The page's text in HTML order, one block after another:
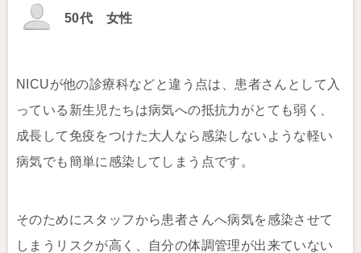
50代 女性
NICUが他の診療科などと違う点は、患者さんとして入
っている新生児たちは病気への抵抗力がとても弱く、
成長して免疫をつけた大人なら感染しないような軽い
病気でも簡単に感染してしまう点です。
そのためにスタッフから患者さんへ病気を感染させて
しまうリスクが高く、自分の体調管理が出来ていない